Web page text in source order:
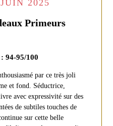
2025
Primeurs
94-95/100
par ce très joli
et fond. Séductrice,
avec expressivité sur des
de subtiles touches de
sur cette belle